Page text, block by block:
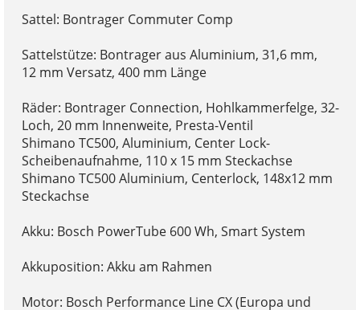
Sattel: Bontrager Commuter Comp
Sattelstütze: Bontrager aus Aluminium, 31,6 mm,
12 mm Versatz, 400 mm Länge
Räder: Bontrager Connection, Hohlkammerfelge, 32-
Loch, 20 mm Innenweite, Presta-Ventil
Shimano TC500, Aluminium, Center Lock-
Scheibenaufnahme, 110 x 15 mm Steckachse
Shimano TC500 Aluminium, Centerlock, 148x12 mm
Steckachse
Akku: Bosch PowerTube 600 Wh, Smart System
Akkuposition: Akku am Rahmen
Motor: Bosch Performance Line CX (Europa und